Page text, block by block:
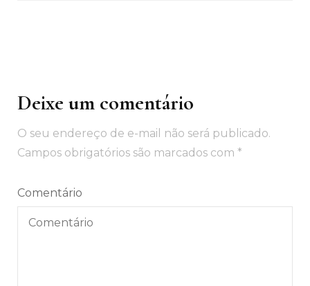
Navegação
post
Deixe um comentário
O seu endereço de e-mail não será publicado.
Campos obrigatórios são marcados com *
Comentário